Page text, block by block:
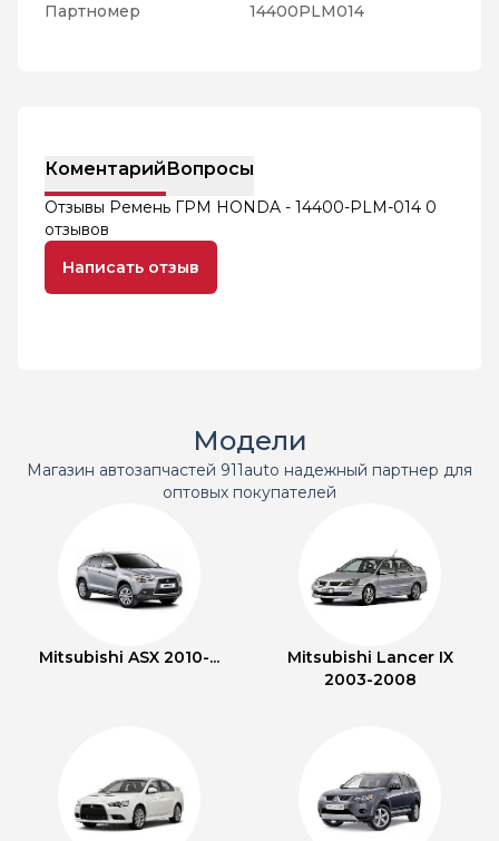
Партномер
14400PLM014
КоментарийВопросы
Отзывы Ремень ГРМ HONDA - 14400-PLM-014 0
отзывов
Написать отзыв
Модели
Магазин автозапчастей 911auto надежный партнер для
оптовых покупателей
Mitsubishi ASX 2010-...
Mitsubishi Lancer IX
2003-2008